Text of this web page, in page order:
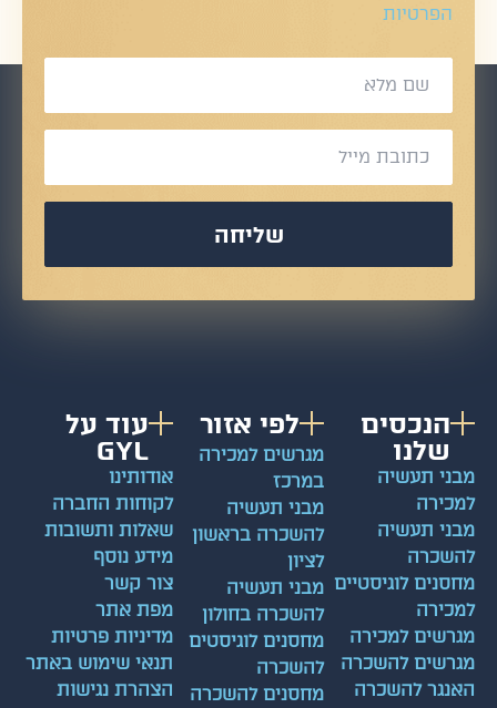
הפרטיות
שליחה
הנכסים
שלנו
תעשיה
תעשיה
לוגיסטיים
למכירה
להשכרה
להשכרה
לפי אזור
מגרשים למכירה
במרכז
מבני תעשיה
להשכרה בראשון
מבני תעשיה
להשכרה בחולון
מחסנים לוגיסטים
להשכרה
מחסנים להשכרה
עוד על
GYL
אודותינו
לקוחות החברה
שאלות ותשובות
מידע נוסף
צור קשר
מפת אתר
מדיניות פרטיות
תנאי שימוש באתר
הצהרת נגישות